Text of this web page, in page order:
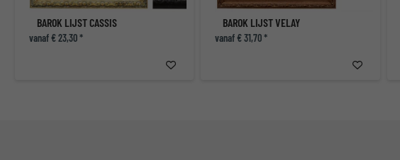
BAROK LIJST CASSIS
vanaf € 23,30 *
BAROK LIJST VELAY
vanaf € 31,70 *